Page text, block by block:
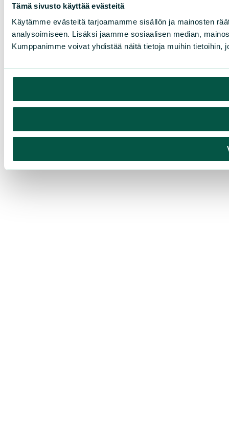
Tämä sivusto käyttää evästeitä
Käytämme evästeitä tarjoamamme sisällön ja mainosten
analysoimiseen. Lisäksi jaamme sosiaalisen median,
Kumppanimme voivat yhdistää näitä tietoja muihin tietoihin,